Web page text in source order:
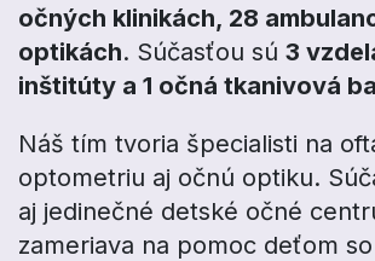
očných klinikách, 28
optikách. Súčasťou sú 3
inštitúty a 1 očná tkanivová
Náš tím tvoria špecialisti na
optometriu aj očnú optiku.
aj jedinečné detské očné
zameriava na pomoc deťom